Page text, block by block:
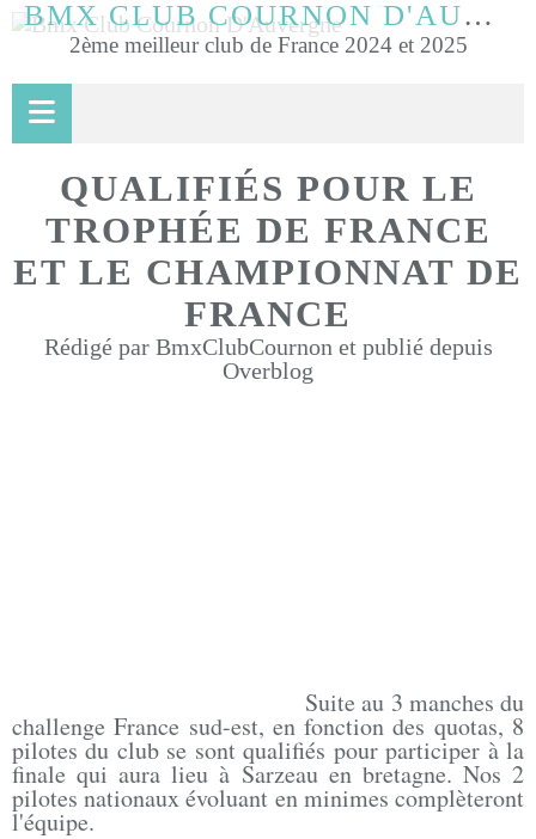
BMX CLUB COURNON D'AUVERGNE
2ème meilleur club de France 2024 et 2025
QUALIFIÉS POUR LE
TROPHÉE DE FRANCE
ET LE CHAMPIONNAT DE
FRANCE
Rédigé par BmxClubCournon et publié depuis
Overblog
Suite au 3 manches du
challenge France sud-est, en fonction des quotas, 8
pilotes du club se sont qualifiés pour participer à la
finale qui aura lieu à Sarzeau en bretagne. Nos 2
pilotes nationaux évoluant en minimes complèteront
l'équipe.